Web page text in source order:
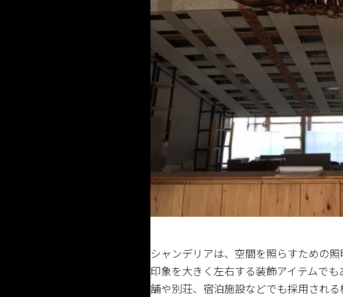
シャンデリアは、空間を照らすための
印象を大きく左右する装飾アイテムで
舗や別荘、宿泊施設などでも採用され